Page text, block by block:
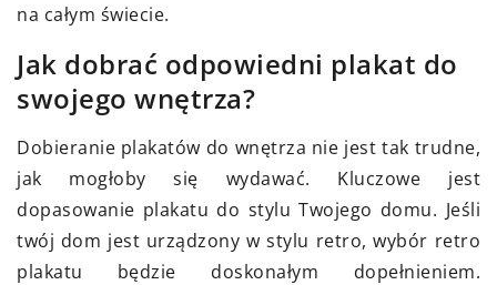
na całym świecie.
Jak dobrać odpowiedni plakat do
swojego wnętrza?
Dobieranie plakatów do wnętrza nie jest tak trudne,
jak mogłoby się wydawać. Kluczowe jest
dopasowanie plakatu do stylu Twojego domu. Jeśli
twój dom jest urządzony w stylu retro, wybór retro
plakatu będzie doskonałym dopełnieniem.